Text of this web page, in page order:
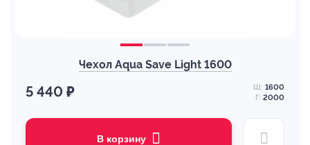
Чехол Aqua Save Light 1600
5 440 ₽ Ш: 1600
Г: 2000
В корзину